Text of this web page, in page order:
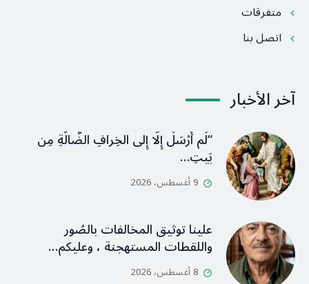
متفرقات
اتصل بنا
آخر الأخبار
“لَم أُرْسَلْ إِلَّا إِلى الخِرافِ الضَّالَّةِ مِن
بَيتِ…
9 أغسطس، 2026
علينا توثيق المخالفات بالصُور
واللقطات المستهجنة ، وعليكم…
8 أغسطس، 2026